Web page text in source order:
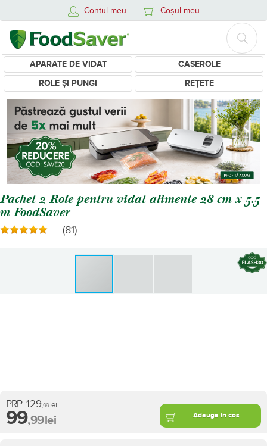
Contul meu Coșul meu
APARATE DE VIDAT
CASEROLE
ROLE ȘI PUNGI
REȚETE
Pachet 2 Role pentru vidat alimente 28 cm x 5.5
m FoodSaver
(81)
PRP: 129,99lei
99,99lei Adauga in cos